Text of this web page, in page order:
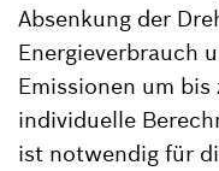
Absenkung der
Energieverbrauch
Emissionen um
individuelle
ist notwendig für